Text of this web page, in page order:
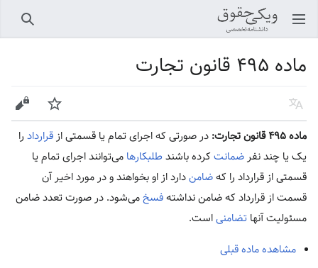
باز کردن منو اصلی جستجو
ماده ۴۹۵ قانون تجارت
زبان پیگیری ویرایش
ماده ۴۹۵ قانون تجارت: در صورتی که اجرای تمام یا قسمتی ازقرارداد را
یک یا چند نفرضمانتکرده باشند طلبکارها می‌توانند اجرای تمام یا
قسمتی از قرارداد را کهضامندارد از او بخواهند و در مورد اخیر آن
قسمت از قرارداد که ضامن نداشتهفسخمی‌شود. در صورت تعدد ضامن
مسئولیت آنها تضامنیاست.
مشاهده ماده قبلی